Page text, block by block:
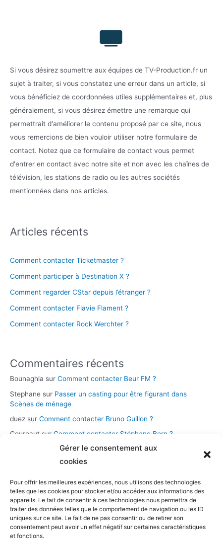
Gérer le consentement aux
cookies
Pour offrir les meilleures expériences, nous utilisons des technologies
telles que les cookies pour stocker et/ou accéder aux informations des
appareils. Le fait de consentir à ces technologies nous permettra de
traiter des données telles que le comportement de navigation ou les ID
uniques sur ce site. Le fait de ne pas consentir ou de retirer son
consentement peut avoir un effet négatif sur certaines caractéristiques
et fonctions.
Si vous désirez soumettre aux équipes de TV-Production.fr un
sujet à traiter, si vous constatez une erreur dans un article, si
vous bénéficiez de coordonnées utiles supplémentaires et, plus
généralement, si vous désirez émettre une remarque qui
permettrait d'améliorer le contenu proposé par ce site, nous
vous remercions de bien vouloir utiliser notre formulaire de
contact. Notez que ce formulaire de contact vous permet
d'entrer en contact avec notre site et non avec les chaînes de
télévision, les stations de radio ou les autres sociétés
mentionnées dans nos articles.
Articles récents
Comment contacter Ticketmaster ?
Comment participer à Destination X ?
Comment regarder CStar depuis l’étranger ?
Comment contacter Flavie Flament ?
Comment contacter Rock Werchter ?
Commentaires récents
Bounaghla sur Comment contacter Beur FM ?
Stephane sur Passer un casting pour être figurant dans
Scènes de ménage
duez sur Comment contacter Bruno Guillon ?
Coureaut sur Comment contacter Stéphane Bern ?
Comment contacter la chaîne Novo 19 ?
Catégories
Assistance et démarches
Casting et participation
Musique et streaming